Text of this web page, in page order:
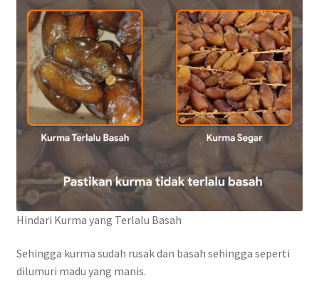
Hindari Kurma yang Terlalu Basah
Sehingga kurma sudah rusak dan basah sehingga seperti
dilumuri madu yang manis.